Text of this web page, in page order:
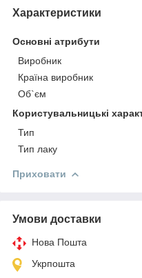
Характеристики
Основні атрибути
Виробник
Країна виробник
Об`єм
Користувальницькі
Тип
Тип лаку
Приховати
Умови доставки
Нова Пошта
Укрпошта